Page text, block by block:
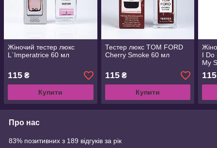
Жіночий тестер люкс
L`Imperatrice 60 мл
115 ₴
Купити
Тестер люкс TOM FORD
Cherry Smoke 60 мл
115₴
Купити
I Do
My
60
115
Про нас
83% позитивних з 189 відгуків за рік